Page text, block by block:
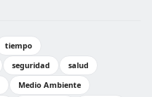
tiempo
seguridad
salud
Medio Ambiente